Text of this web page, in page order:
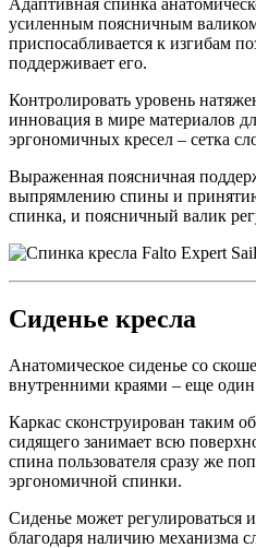
Адаптивная спинка
усиленным поясничным
приспосабливается к изгибам
поддерживает его.
Контролировать уровень
инновация в мире материалов
эргономичных кресел – сетка
Выраженная поясничная
выпрямлению спины и
спинка, и поясничный валик
Сиденье кресла
Анатомическое сиденье со
внутренними краями – еще
Каркас сконструирован таким
сидящего занимает всю
спина пользователя сразу же
эргономичной спинки.
Сиденье может регулироваться
благодаря наличию механизма